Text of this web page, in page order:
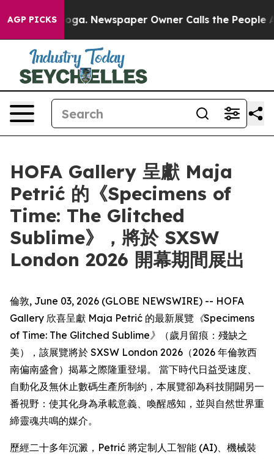
AGP PICKS
Chattanooga. Newspaper Owner Calls the People
HOFA Gallery 呈獻 Maja
Petrić 的《Specimens of
Time: The Glitched
Sublime》，將於 SXSW
London 2026 開幕期間展出
倫敦, June 03, 2026 (GLOBE NEWSWIRE) -- HOFA
Gallery 欣喜呈獻 Maja Petrić 的最新展覽 《Specimens
of Time: The Glitched Sublime》
（歲月留痕：殘缺之
美），該展覽將於 SXSW London 2026（2026 年倫敦西
南偏南盛會）揭幕之際隆重登場。 當下時代日益受速度、
自動化及無休止數碼生產所制約，本展覽卻為科技開闢另一
番視野：使其化身為承載意義、喚醒感知，並與自然世界重
締靈魂共鳴的媒介。
歷經二十多年沉澱，Petrić 將定制人工智能 (AI)、機械裝